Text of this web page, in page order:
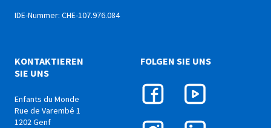
KONTAKTIEREN
SIE UNS
Enfants du Monde
Rue de Varembé 1
1202 Genf
IDE-Nummer: CHE-107.976.084
FOLGEN SIE UNS